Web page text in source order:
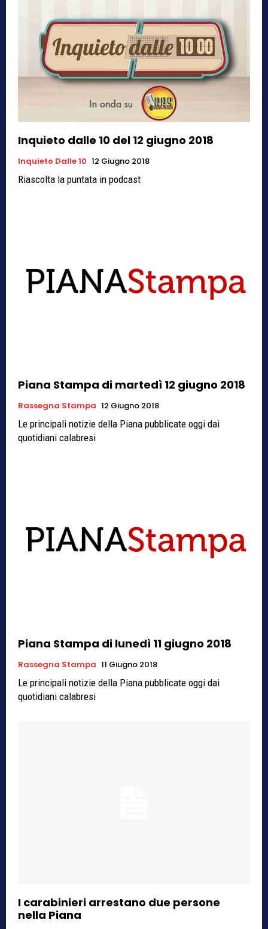
Inquieto dalle 10 del 12 giugno 2018
Inquieto Dalle 10 12 Giugno 2018
Riascolta la puntata in podcast
Piana Stampa di martedì 12 giugno 2018
Rassegna Stampa 12 Giugno 2018
Le principali notizie della Piana pubblicate oggi dai
quotidiani calabresi
Piana Stampa di lunedì 11 giugno 2018
Rassegna Stampa 11 Giugno 2018
Le principali notizie della Piana pubblicate oggi dai
quotidiani calabresi
I carabinieri arrestano due persone
nella Piana